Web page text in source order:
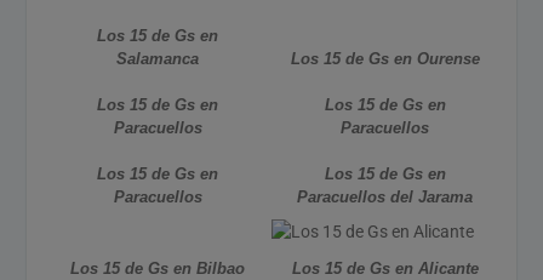
Los 15 de Gs en
Salamanca
Los 15 de Gs en Ourense
Los 15 de Gs en
Paracuellos
Los 15 de Gs en
Paracuellos
Los 15 de Gs en
Paracuellos
Los 15 de Gs en
Paracuellos del Jarama
Los 15 de Gs en Bilbao Los 15 de Gs en Alicante